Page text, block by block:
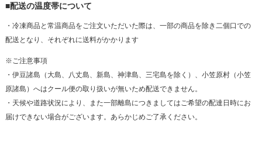
■配送の温度帯について
・冷凍商品と常温商品をご注文いただいた際は、一部の商品を除き二個口での
配送となり、それぞれに送料がかかります
※ご注意事項
・伊豆諸島（大島、八丈島、新島、神津島、三宅島を除く）、小笠原村（小笠
原諸島）へはクール便の取り扱いが無いため配送できません。
・天候や道路状況により、また一部離島につきましてはご希望の配達日時にお
届けできない場合がございます。あらかじめご了承ください。